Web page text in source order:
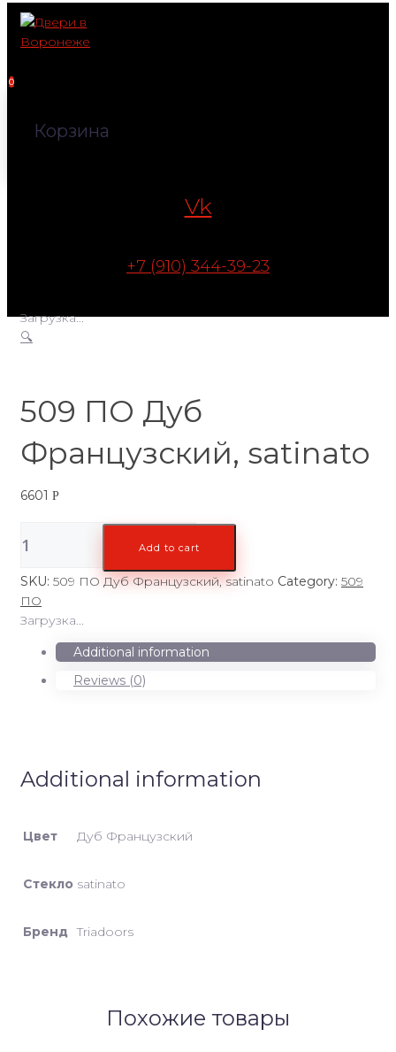
Перейти
контенту
0
Корзина
Vk
+7 (910) 344-39-23
Загрузка...
🔍
509 ПО Дуб
Французский, satinato
6601 Р
ПО
Французский,
satinato
quantity
Add to cart
SKU: 509 ПО Дуб Французский, satinato Category: 509
ПО
Загрузка...
Additional information
Reviews (0)
Additional information
Цвет Дуб Французский
Стекло satinato
Бренд Triadoors
Похожие товары